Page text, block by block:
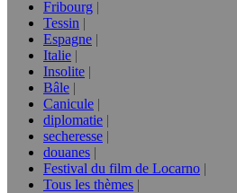
Fribourg
Tessin
Espagne
Italie
Insolite
Bâle
Canicule
diplomatie
secheresse
douanes
Festival du film de Locarno
Tous les thèmes